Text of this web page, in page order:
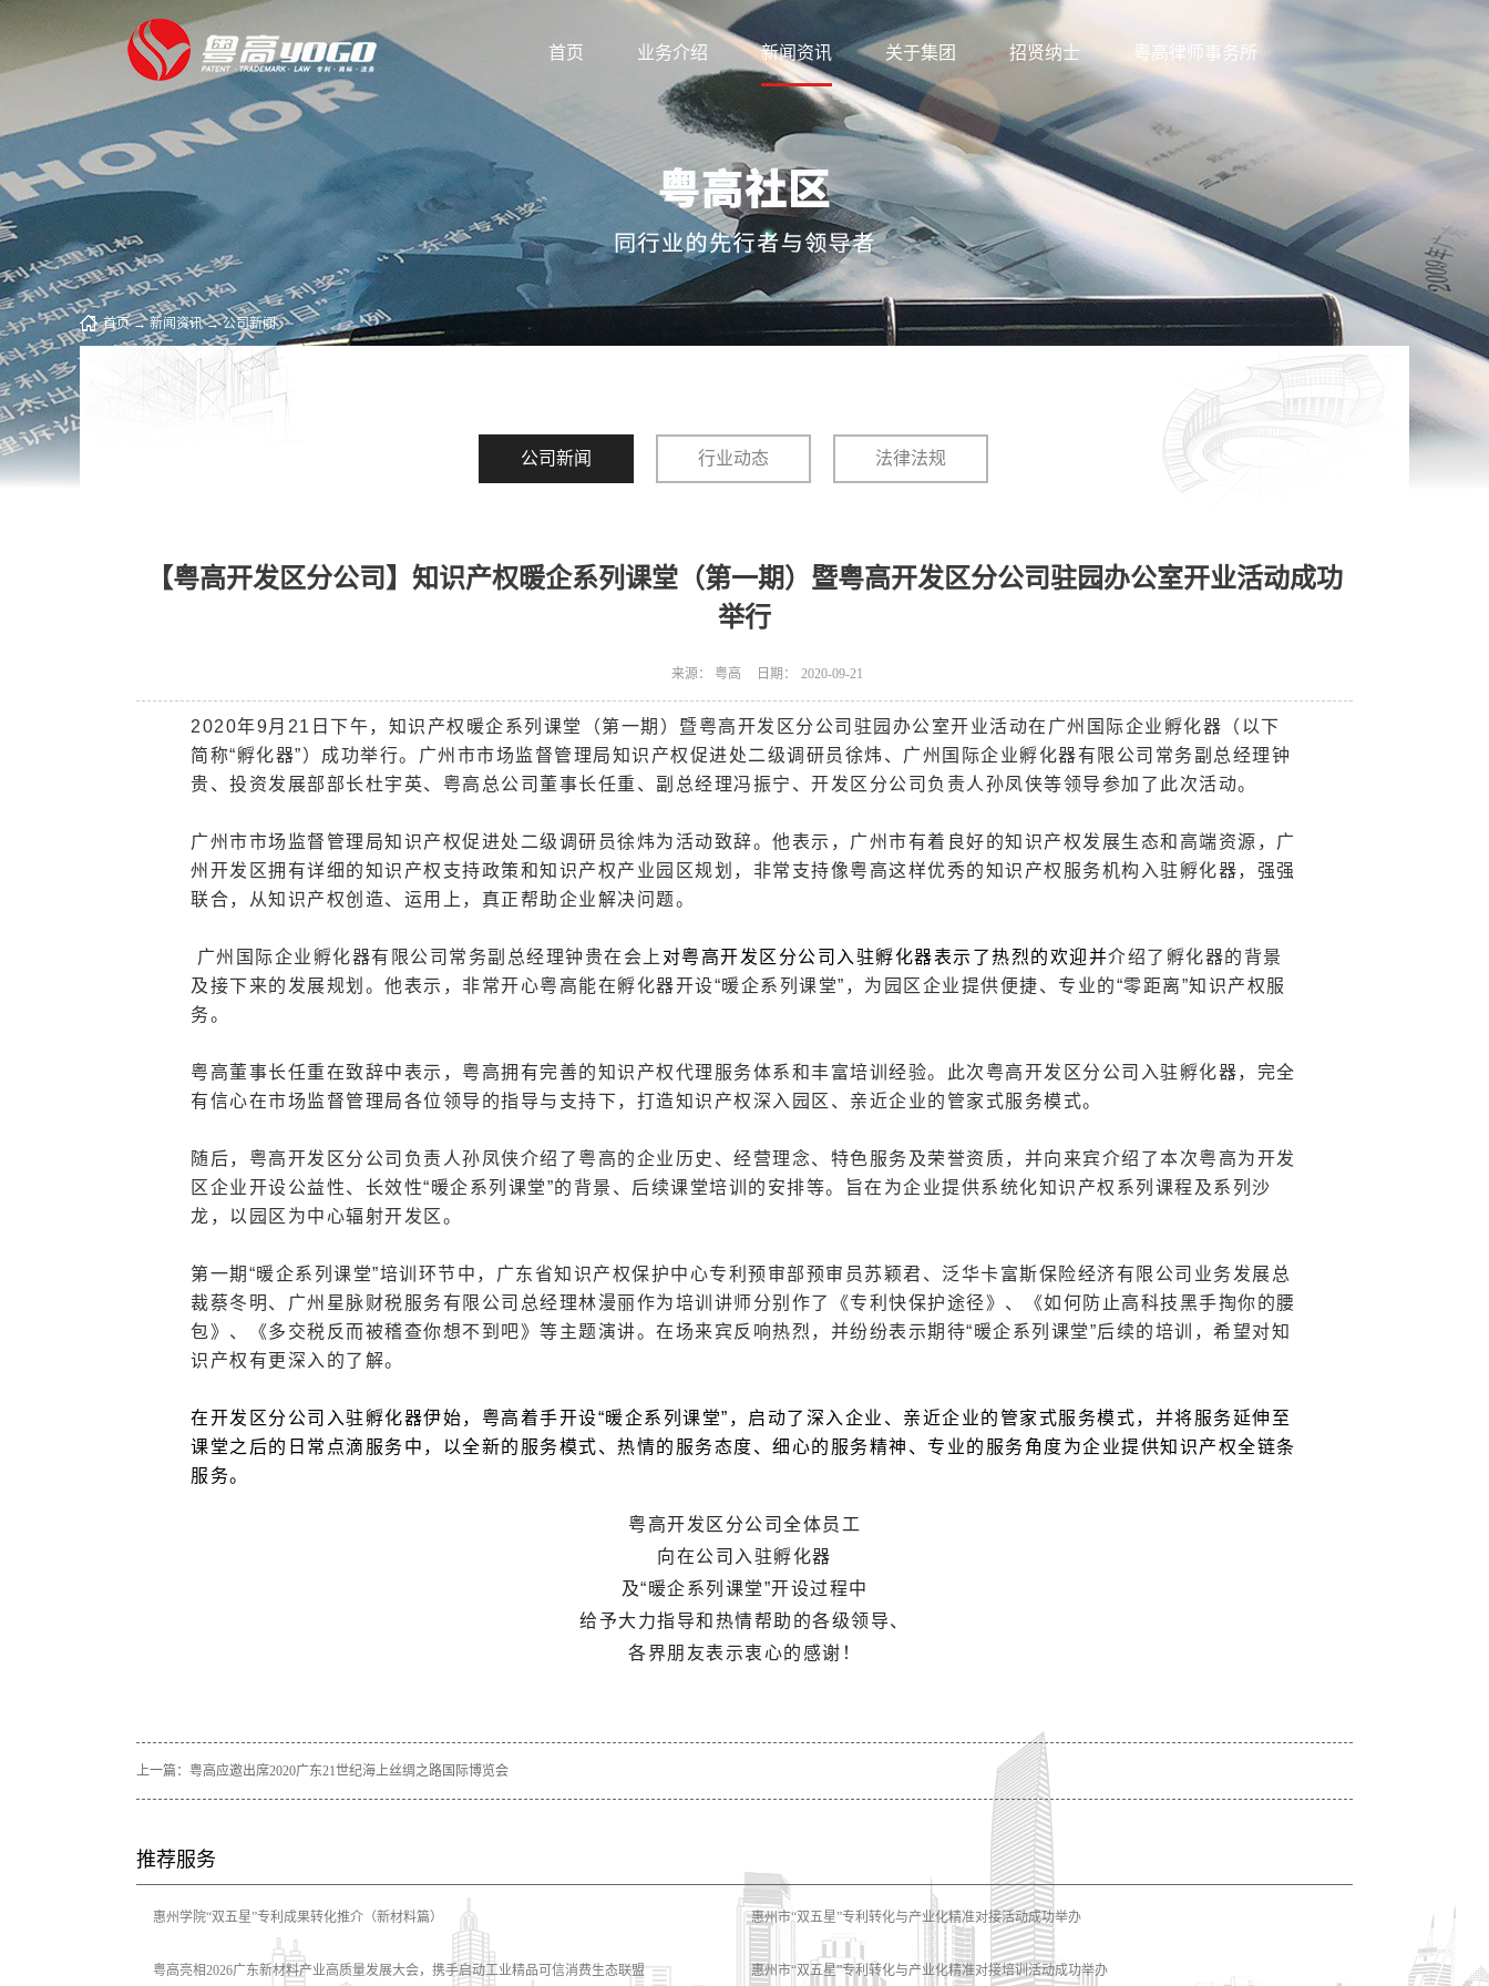
首页 业务介绍 新闻资讯 关于集团 招贤纳士 粤高律师事务所
首页 → 新闻资讯 → 公司新闻
公司新闻 行业动态 法律法规
【粤高开发区分公司】知识产权暖企系列课堂（第一期）暨粤高开发区分公司驻园办公室开业活动成功
举行
来源： 粤高 日期： 2020-09-21
2020年9月21日下午，知识产权暖企系列课堂（第一期）暨粤高开发区分公司驻园办公室开业活动在广州国际企业孵化器（以下
简称“孵化器”）成功举行。广州市市场监督管理局知识产权促进处二级调研员徐炜、广州国际企业孵化器有限公司常务副总经理钟
贵、投资发展部部长杜宇英、粤高总公司董事长任重、副总经理冯振宁、开发区分公司负责人孙凤侠等领导参加了此次活动。
广州市市场监督管理局知识产权促进处二级调研员徐炜为活动致辞。他表示，广州市有着良好的知识产权发展生态和高端资源，广
州开发区拥有详细的知识产权支持政策和知识产权产业园区规划，非常支持像粤高这样优秀的知识产权服务机构入驻孵化器，强强
联合，从知识产权创造、运用上，真正帮助企业解决问题。
广州国际企业孵化器有限公司 常务副总经理钟贵在会上 对粤高开发区分公司入驻孵化器表示了热烈的欢迎并介绍了孵化器的背景
及接下来的发展规划。他表示，非常开心粤高能在孵化器开设“暖企系列课堂”，为园区企业提供便捷、专业的“零距离”知识产权服
务。
粤高董事长任重在致辞中表示，粤高拥有完善的知识产权代理服务体系和丰富培训经验。此次粤高开发区分公司入驻孵化器，完全
有信心在市场监督管理局各位领导的指导与支持下，打造知识产权深入园区、亲近企业的管家式服务模式。
随后，粤高开发区分公司负责人孙凤侠介绍了粤高的企业历史、经营理念、特色服务及荣誉资质，并向来宾介绍了本次粤高为开发
区企业开设公益性、长效性“暖企系列课堂”的背景、后续课堂培训的安排等。旨在为企业提供系统化知识产权系列课程及系列沙
龙，以园区为中心辐射开发区。
第一期“暖企系列课堂”培训环节中，广东省知识产权保护中心专利预审部预审员苏颖君、泛华卡富斯保险经济有限公司业务发展总
裁蔡冬明、广州星脉财税服务有限公司总经理林漫丽作为培训讲师分别作了《专利快保护途径》、《如何防止高科技黑手掏你的腰
包》、《多交税反而被稽查你想不到吧》等主题演讲。在场来宾反响热烈，并纷纷表示期待“暖企系列课堂”后续的培训， 希望对知
识产权有更深入的了解。
在开发区分公司入驻孵化器伊始，粤高着手开设“暖企系列课堂”，启动了深入企业、亲近企业的管家式服务模式，并将服务延伸至
课堂之后的日常点滴服务中，以全新的服务模式、热情的服务态度、细心的服务精神、专业的服务角度为企业提供知识产权全链条
服务。
粤高开发区分公司全体员工
向在公司入驻孵化器
及“暖企系列课堂”开设过程中
给予大力指导和热情帮助的各级领导、
各界朋友表示衷心的感谢！
上一篇： 粤高应邀出席2020广东21世纪海上丝绸之路国际博览会
粤高主办的天河区重点产业知识产权维权援助和保护工作站授牌仪式暨圆桌论坛活动成功举
推荐服务
惠州学院“双五星”专利成果转化推介（新材料篇） 惠州市“双五星”专利转化与产业化精准对接活动成功举办
粤高亮相2026广东新材料产业高质量发展大会，携手启动工业精品可信消费生态联盟 惠州市“双五星”专利转化与产业化精准对接培训活动成功举办